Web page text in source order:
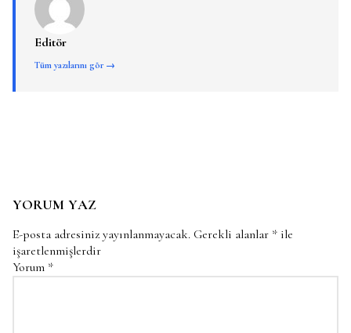
Editör
Tüm yazılarını gör →
YORUM YAZ
E-posta adresiniz yayınlanmayacak. Gerekli alanlar * ile
işaretlenmişlerdir
Yorum *